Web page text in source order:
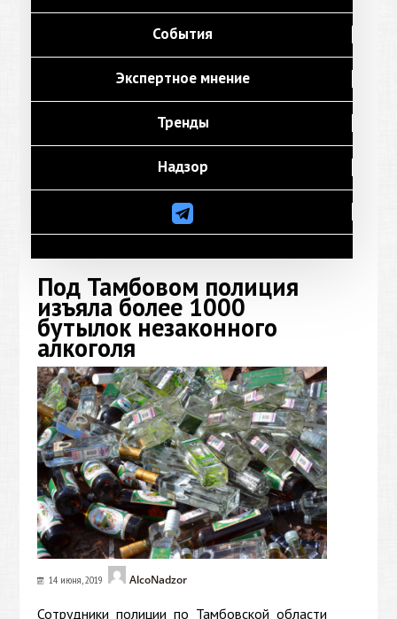
События
Экспертное мнение
Тренды
Надзор
Под Тамбовом полиция
изъяла более 1000
бутылок незаконного
алкоголя
14 июня, 2019 AlcoNadzor
Сотрудники полиции по Тамбовской области